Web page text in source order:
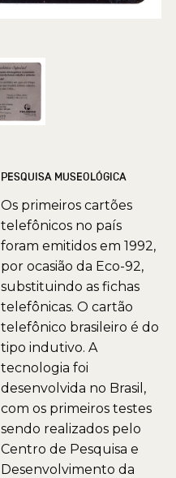
PESQUISA MUSEOLÓGICA
Os primeiros cartões
telefônicos no país
foram emitidos em 1992,
por ocasião da Eco-92,
substituindo as fichas
telefônicas. O cartão
telefônico brasileiro é do
tipo indutivo. A
tecnologia foi
desenvolvida no Brasil,
com os primeiros testes
sendo realizados pelo
Centro de Pesquisa e
Desenvolvimento da